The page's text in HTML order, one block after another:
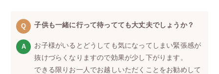
子供も一緒に行って待ってても大丈夫でしょうか？
お子様がいるとどうしても気になってしまい緊張感が
抜けづらくなりますので効果が少し下がります。
できる限りお一人でお越しいただくことをお勧めして